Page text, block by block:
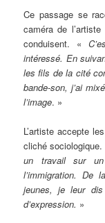
Ce passage se
caméra de
conduisent. «
intéressé. En
les fils de la cité
bande-son, j’ai
l’image. »
L’artiste accepte
cliché
un travail sur
l’immigration. De
jeunes, je leur
d’expression. »